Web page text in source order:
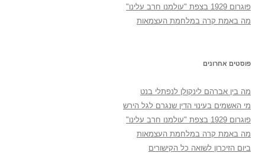
פוגרום 1929 בצפת "עולמנו חרב עלינו"
מה באמת קרה במלחמת העצמאות
פוסטים אחרונים
מה בין אברהם לינקולן לנפתלי בנט
מי האשמים בעינוי הדין שנגרם לגל הירש
פוגרום 1929 בצפת "עולמנו חרב עלינו"
מה באמת קרה במלחמת העצמאות
ביום הזיכרון לשואה כל הקישורים